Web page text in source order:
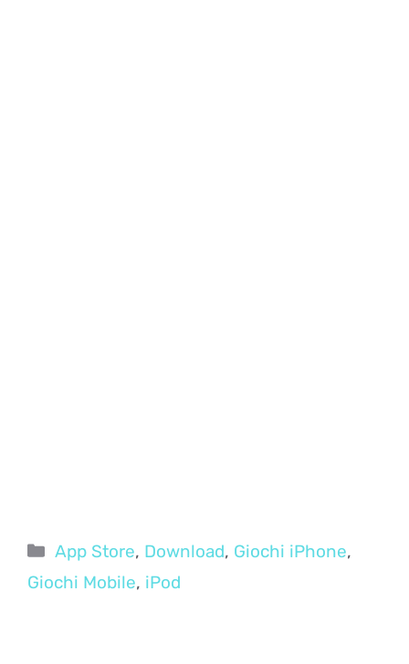
Categorie
App Store, Download, Giochi iPhone,
Giochi Mobile, iPod